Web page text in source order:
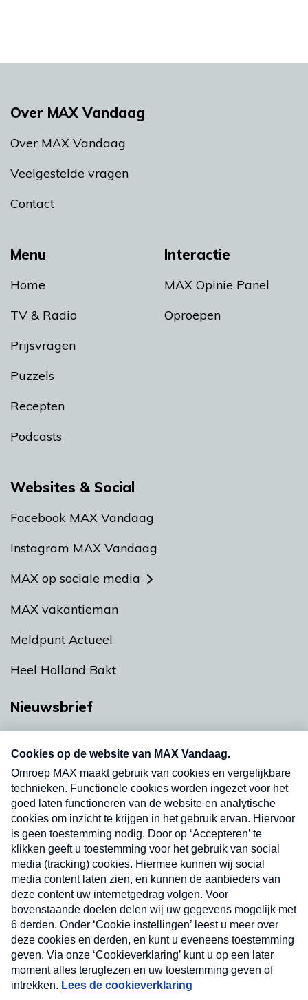
Menu
Home
TV & Radio
Prijsvragen
Puzzels
Recepten
Podcasts
Interactie
MAX Opinie Panel
Oproepen
Over MAX Vandaag
Over MAX Vandaag
Veelgestelde vragen
Contact
Websites & Social
Facebook MAX Vandaag
Instagram MAX Vandaag
MAX op sociale media
MAX vakantieman
Meldpunt Actueel
Heel Holland Bakt
Nieuwsbrief
nieuwsbrief. Elke vrijdag- en dinsdagochtend in
uw mailbox.
Verzend
Nieuwsbrief
Neem hier een gratis abonnement op onze
nieuwsbrief. Elke vrijdag- en dinsdagochtend in uw